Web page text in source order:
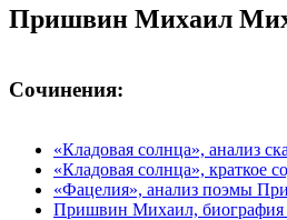
Пришвин Михаил
Сочинения:
«Кладовая солнца», анализ
«Кладовая солнца», краткое
«Фацелия», анализ поэмы
Пришвин Михаил, биография